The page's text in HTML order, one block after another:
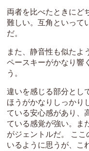
両者を比べたときにど
難しい。互角といって
だ。
また、静音性も似たよ
ペースキーがかなり響
う。
違いを感じる部分とし
ほうがかなりしっかり
ている安心感があり、
ている感覚が強い。ま
がジェントルだ。 こ
いるように思うが、こ